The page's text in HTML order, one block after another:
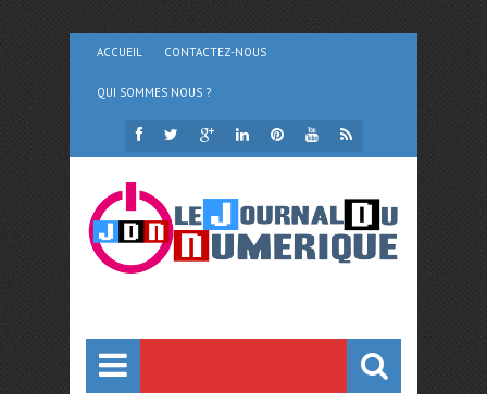
ACCUEIL CONTACTEZ-NOUS
QUI SOMMES NOUS ?